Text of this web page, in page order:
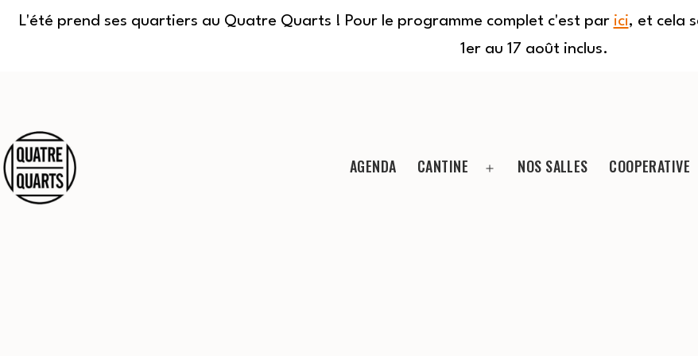
L'été prend ses quartiers au Quatre Quarts ! Pour le programme complet c'est par ici, et cela
1er au 17 août inclus.
contenu
AGENDA CANTINE NOS SALLES COOPERATIVE